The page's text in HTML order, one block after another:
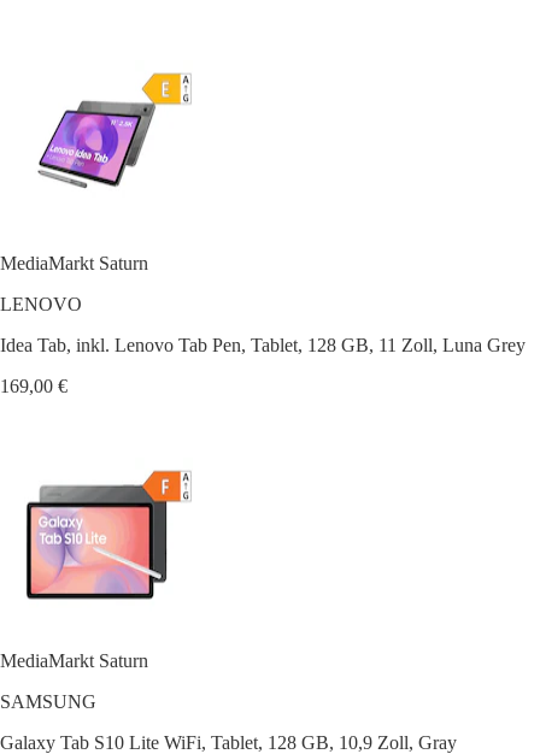
MediaMarkt Saturn
LENOVO
Idea Tab, inkl. Lenovo Tab Pen, Tablet, 128 GB, 11 Zoll, Luna Grey
169,00 €
MediaMarkt Saturn
SAMSUNG
Galaxy Tab S10 Lite WiFi, Tablet, 128 GB, 10,9 Zoll, Gray